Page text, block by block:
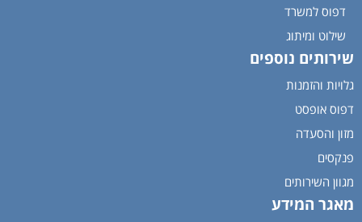
דפוס למשרד
שילוט ומיתוג
שירותים נוספים
גלויות והזמנות
דפוס אופסט
מזון והסעדה
פנקסים
מגוון השירותים
מאגר המידע